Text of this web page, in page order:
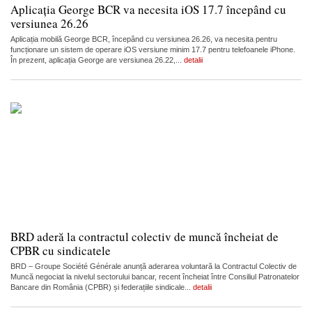
Aplicația George BCR va necesita iOS 17.7 începând cu
versiunea 26.26
Aplicația mobilă George BCR, începând cu versiunea 26.26, va necesita pentru
funcționare un sistem de operare iOS versiune minim 17.7 pentru telefoanele iPhone.
În prezent, aplicația George are versiunea 26.22,... detalii
BRD aderă la contractul colectiv de muncă încheiat de
CPBR cu sindicatele
BRD – Groupe Société Générale anunță aderarea voluntară la Contractul Colectiv de
Muncă negociat la nivelul sectorului bancar, recent încheiat între Consiliul Patronatelor
Bancare din România (CPBR) și federațiile sindicale... detalii